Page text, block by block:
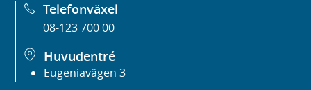
Telefonväxel
08-123 700 00
Huvudentré
Eugeniavägen 3